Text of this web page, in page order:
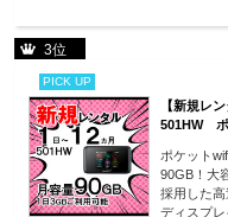
3位
PICK UP
【新規レ
501HW
ポケット
90GB！大
採用した
ディスプ